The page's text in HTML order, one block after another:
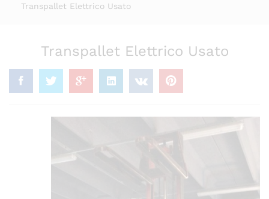
Transpallet Elettrico Usato
Transpallet Elettrico Usato